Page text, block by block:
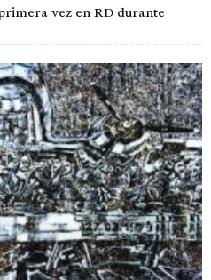
vez en RD durante